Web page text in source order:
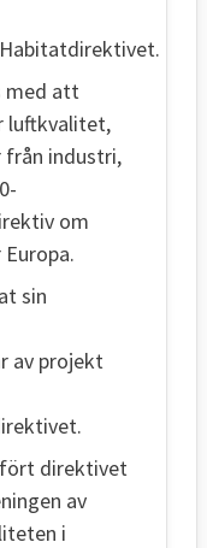
Habitatdirektivet.
med att
luftkvalitet,
industri,
om
sin
av projekt
direktivet
av
i